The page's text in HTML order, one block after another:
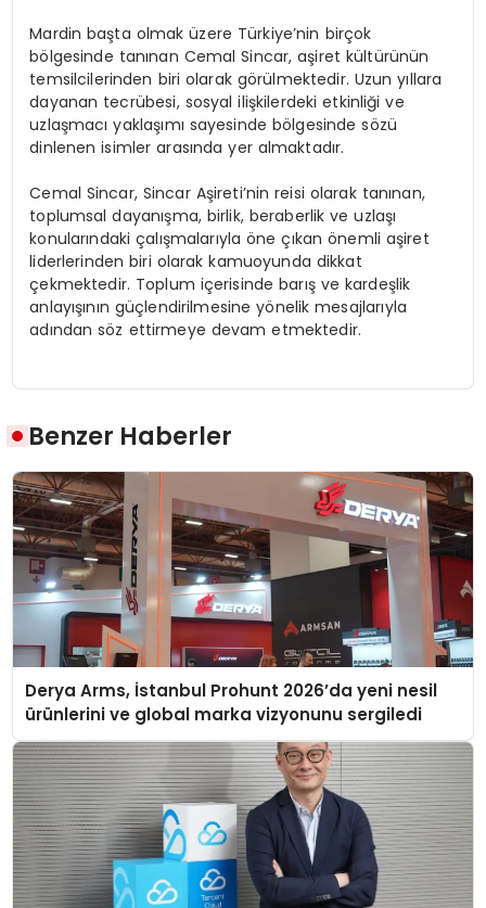
Mardin başta olmak üzere Türkiye’nin birçok
bölgesinde tanınan Cemal Sincar, aşiret kültürünün
temsilcilerinden biri olarak görülmektedir. Uzun yıllara
dayanan tecrübesi, sosyal ilişkilerdeki etkinliği ve
uzlaşmacı yaklaşımı sayesinde bölgesinde sözü
dinlenen isimler arasında yer almaktadır.
Cemal Sincar, Sincar Aşireti’nin reisi olarak tanınan,
toplumsal dayanışma, birlik, beraberlik ve uzlaşı
konularındaki çalışmalarıyla öne çıkan önemli aşiret
liderlerinden biri olarak kamuoyunda dikkat
çekmektedir. Toplum içerisinde barış ve kardeşlik
anlayışının güçlendirilmesine yönelik mesajlarıyla
adından söz ettirmeye devam etmektedir.
Benzer Haberler
Derya Arms, İstanbul Prohunt 2026’da yeni nesil
ürünlerini ve global marka vizyonunu sergiledi